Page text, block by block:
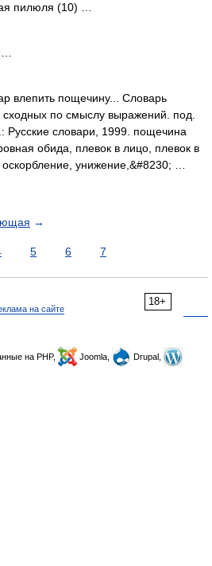
пилюля (10) …
влепить пощечину... Словарь
сходных по смыслу выражений. под.
словари, 1999. пощечина
обида, плевок в лицо, плевок в
унижение,&#8230; …
→
5 6 7
18+
на сайте
на PHP, Joomla,
Drupal,